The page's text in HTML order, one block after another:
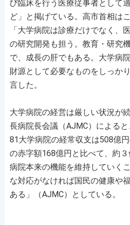
び臨床を行う医療従事者として
ど」と掲げている。高市首相は
「大学病院は診療だけでなく、
の研究開発も担う。教育・研究
で、成長の肝でもある。大学病
財源として必要なものをしっか
言した。
大学病院の経営は厳しい状況が
長病院長会議（AJMC）による
81大学病院の経常収支は508億
の赤字額168億円と比べて、約
病院本来の機能を維持していく
な対応がなければ国民の健康や
ある」（AJMC）としている。